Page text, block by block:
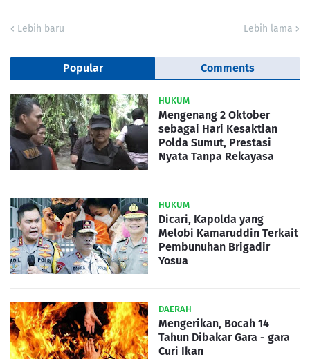
Lebih baru Lebih lama
Popular Comments
HUKUM
Mengenang 2 Oktober
sebagai Hari Kesaktian
Polda Sumut, Prestasi
Nyata Tanpa Rekayasa
HUKUM
Dicari, Kapolda yang
Melobi Kamaruddin Terkait
Pembunuhan Brigadir
Yosua
DAERAH
Mengerikan, Bocah 14
Tahun Dibakar Gara - gara
Curi Ikan